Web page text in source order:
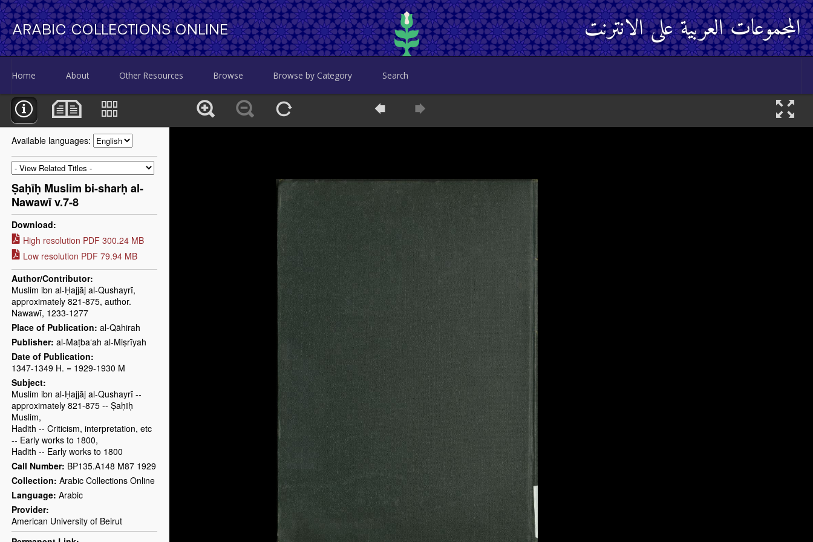
ARABIC COLLECTIONS ONLINE المجموعات العربية على الانترنت
Home About Other Resources Browse Browse by Category Search